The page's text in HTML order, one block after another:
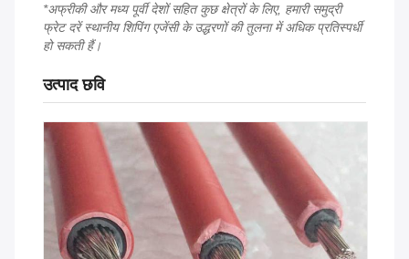
*अफ्रीकी और मध्य पूर्वी देशों सहित कुछ क्षेत्रों के लिए, हमारी समुद्री
फ्रेट दरें स्थानीय शिपिंग एजेंसी के उद्धरणों की तुलना में अधिक प्रतिस्पर्धी
हो सकती हैं।
उत्पाद छवि